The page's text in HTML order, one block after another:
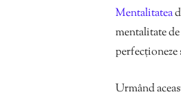
Mentalitatea
mentalitate de
perfecționeze
Urmând